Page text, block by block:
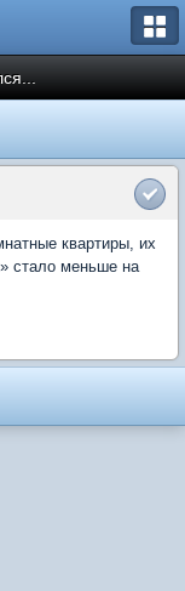
квартиры, их
стало меньше на